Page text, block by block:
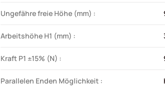
Ungefähre freie Höhe (mm) :
Arbeitshöhe H1 (mm) :
Kraft P1 ±15% (N) :
Parallelen Enden Möglichkeit :